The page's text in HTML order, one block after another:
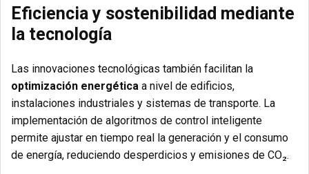
Eficiencia y sostenibilidad mediante
la tecnología
Las innovaciones tecnológicas también facilitan la
optimización energética a nivel de edificios,
instalaciones industriales y sistemas de transporte. La
implementación de algoritmos de control inteligente
permite ajustar en tiempo real la generación y el consumo
de energía, reduciendo desperdicios y emisiones de CO₂.